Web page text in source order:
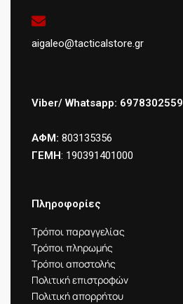
aigaleo@tacticalstore.gr
Viber/ Whatsapp: 6978302559
ΑΦΜ: 803135356
ΓΕΜΗ: 190391401000
Πληροφορίες
Τρόποι παραγγελίας
Τρόποι πληρωμής
Τρόποι αποστολής
Πολιτική επιστροφών
Πολιτική απορρήτου